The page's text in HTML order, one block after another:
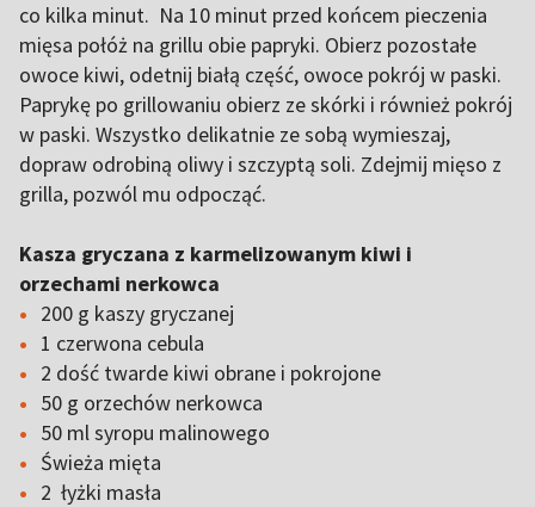
co kilka minut. Na 10 minut przed końcem pieczenia
mięsa połóż na grillu obie papryki. Obierz pozostałe
owoce kiwi, odetnij białą część, owoce pokrój w paski.
Paprykę po grillowaniu obierz ze skórki i również pokrój
w paski. Wszystko delikatnie ze sobą wymieszaj,
dopraw odrobiną oliwy i szczyptą soli. Zdejmij mięso z
grilla, pozwól mu odpocząć.
Kasza gryczana z karmelizowanym kiwi i
orzechami nerkowca
200 g kaszy gryczanej
1 czerwona cebula
2 dość twarde kiwi obrane i pokrojone
50 g orzechów nerkowca
50 ml syropu malinowego
Świeża mięta
2 łyżki masła